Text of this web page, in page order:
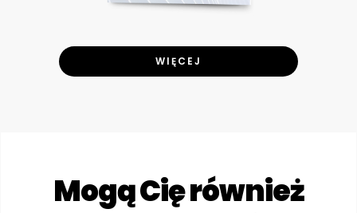
WIĘCEJ
Mogą Cię również